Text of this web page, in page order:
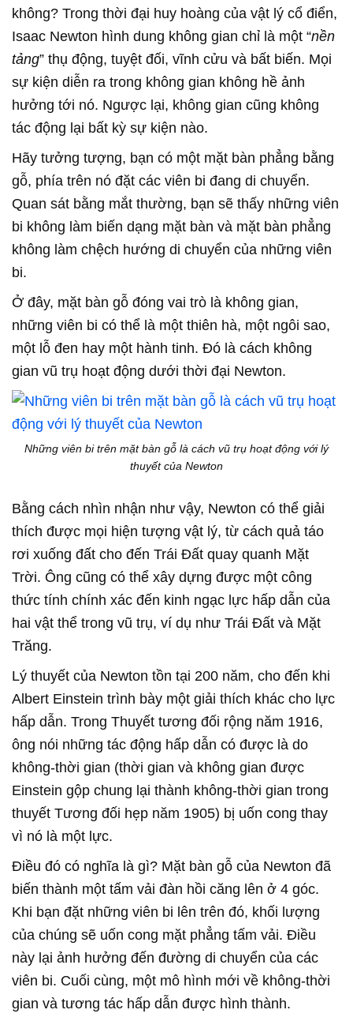
không? Trong thời đại huy hoàng của vật lý cổ điển,
Isaac Newton hình dung không gian chỉ là một “nền
tảng” thụ động, tuyệt đối, vĩnh cửu và bất biến. Mọi
sự kiện diễn ra trong không gian không hề ảnh
hưởng tới nó. Ngược lại, không gian cũng không
tác động lại bất kỳ sự kiện nào.
Hãy tưởng tượng, bạn có một mặt bàn phẳng bằng
gỗ, phía trên nó đặt các viên bi đang di chuyển.
Quan sát bằng mắt thường, bạn sẽ thấy những viên
bi không làm biến dạng mặt bàn và mặt bàn phẳng
không làm chệch hướng di chuyển của những viên
bi.
Ở đây, mặt bàn gỗ đóng vai trò là không gian,
những viên bi có thể là một thiên hà, một ngôi sao,
một lỗ đen hay một hành tinh. Đó là cách không
gian vũ trụ hoạt động dưới thời đại Newton.
Những viên bi trên mặt bàn gỗ là cách vũ trụ hoạt động với lý
thuyết của Newton
Bằng cách nhìn nhận như vậy, Newton có thể giải
thích được mọi hiện tượng vật lý, từ cách quả táo
rơi xuống đất cho đến Trái Đất quay quanh Mặt
Trời. Ông cũng có thể xây dựng được một công
thức tính chính xác đến kinh ngạc lực hấp dẫn của
hai vật thể trong vũ trụ, ví dụ như Trái Đất và Mặt
Trăng.
Lý thuyết của Newton tồn tại 200 năm, cho đến khi
Albert Einstein trình bày một giải thích khác cho lực
hấp dẫn. Trong Thuyết tương đối rộng năm 1916,
ông nói những tác động hấp dẫn có được là do
không-thời gian (thời gian và không gian được
Einstein gộp chung lại thành không-thời gian trong
thuyết Tương đối hẹp năm 1905) bị uốn cong thay
vì nó là một lực.
Điều đó có nghĩa là gì? Mặt bàn gỗ của Newton đã
biến thành một tấm vải đàn hồi căng lên ở 4 góc.
Khi bạn đặt những viên bi lên trên đó, khối lượng
của chúng sẽ uốn cong mặt phẳng tấm vải. Điều
này lại ảnh hưởng đến đường di chuyển của các
viên bi. Cuối cùng, một mô hình mới về không-thời
gian và tương tác hấp dẫn được hình thành.